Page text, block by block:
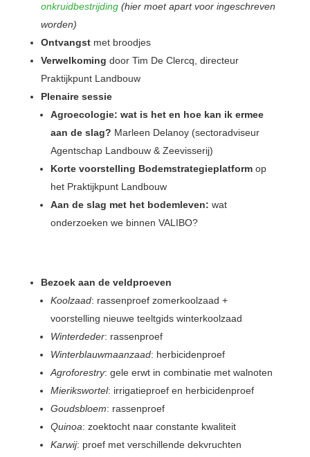
onkruidbestrijding(hier moet apart voor ingeschreven
worden)
Ontvangst met broodjes
Verwelkoming door Tim De Clercq, directeur
Praktijkpunt Landbouw
Plenaire sessie
Agroecologie: wat is het en hoe kan ik ermee
aan de slag? Marleen Delanoy (sectoradviseur
Agentschap Landbouw & Zeevisserij)
Korte voorstelling Bodemstrategieplatform op
het Praktijkpunt Landbouw
Aan de slag met het bodemleven: wat
onderzoeken we binnen VALIBO?
Bezoek aan de veldproeven
Koolzaad: rassenproef zomerkoolzaad +
voorstelling nieuwe teeltgids winterkoolzaad
Winterdeder: rassenproef
Winterblauwmaanzaad: herbicidenproef
Agroforestry: gele erwt in combinatie met walnoten
Mierikswortel: irrigatieproef en herbicidenproef
Goudsbloem: rassenproef
Quinoa: zoektocht naar constante kwaliteit
Karwij: proef met verschillende dekvruchten